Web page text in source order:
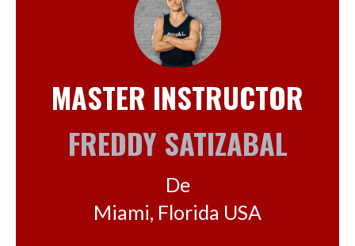
MASTER INSTRUCTOR
FREDDY SATIZABAL
De
Miami, Florida USA